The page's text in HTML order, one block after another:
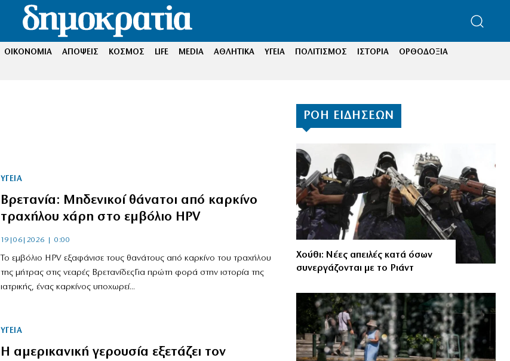
ΟΙΚΟΝΟΜΙΑ ΑΠΟΨΕΙΣ ΚΟΣΜΟΣ LIFE MEDIA ΑΘΛΗΤΙΚΑ ΥΓΕΙΑ ΠΟΛΙΤΙΣΜΟΣ ΙΣΤΟΡΙΑ
ΟΡΘΟΔΟΞΙΑ
ΥΓΕΙΑ
Βρετανία: Μηδενικοί θάνατοι από καρκίνο
τραχήλου χάρη στο εμβόλιο HPV
19|06|2026 | 0:00
Το εμβόλιο HPV εξαφάνισε τους θανάτους από καρκίνο του τραχήλου
της μήτρας στις νεαρές ΒρετανίδεςΓια πρώτη φορά στην ιστορία της
ιατρικής, ένας καρκίνος υποχωρεί...
ΥΓΕΙΑ
Η αμερικανική γερουσία εξετάζει τον
ΡΟΗ ΕΙΔΗΣΕΩΝ
Χούθι: Νέες απειλές κατά όσων
συνεργάζονται με το Ριάντ